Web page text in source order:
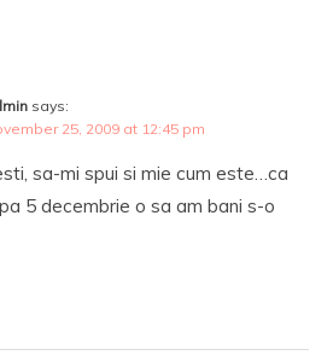
says:
25, 2009 at 12:45 pm
sa-mi spui si mie cum este…ca
5 decembrie o sa am bani s-o